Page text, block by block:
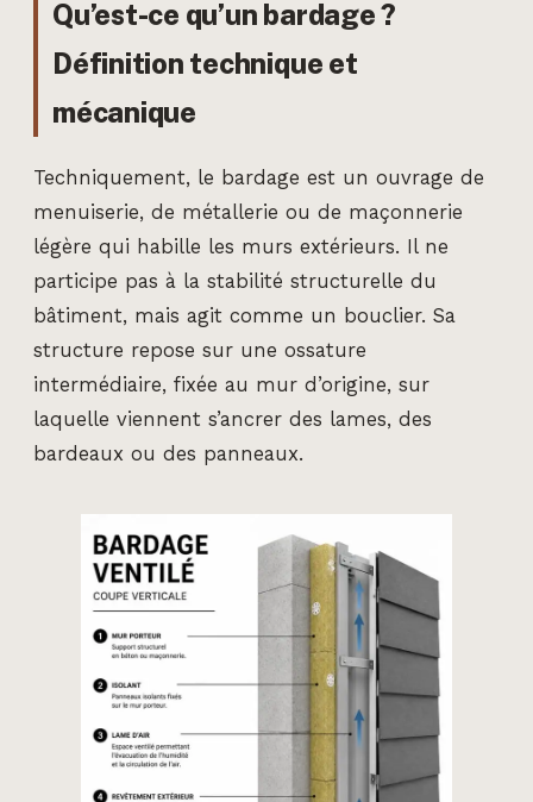
Qu’est-ce qu’un bardage ?
Définition technique et
mécanique
Techniquement, le bardage est un ouvrage de
menuiserie, de métallerie ou de maçonnerie
légère qui habille les murs extérieurs. Il ne
participe pas à la stabilité structurelle du
bâtiment, mais agit comme un bouclier. Sa
structure repose sur une ossature
intermédiaire, fixée au mur d’origine, sur
laquelle viennent s’ancrer des lames, des
bardeaux ou des panneaux.